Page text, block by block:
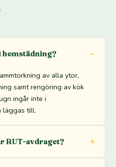
hemstädning?
av alla ytor,
samt rengöring av kök
ingår inte i
läggas till.
RUT-avdraget?